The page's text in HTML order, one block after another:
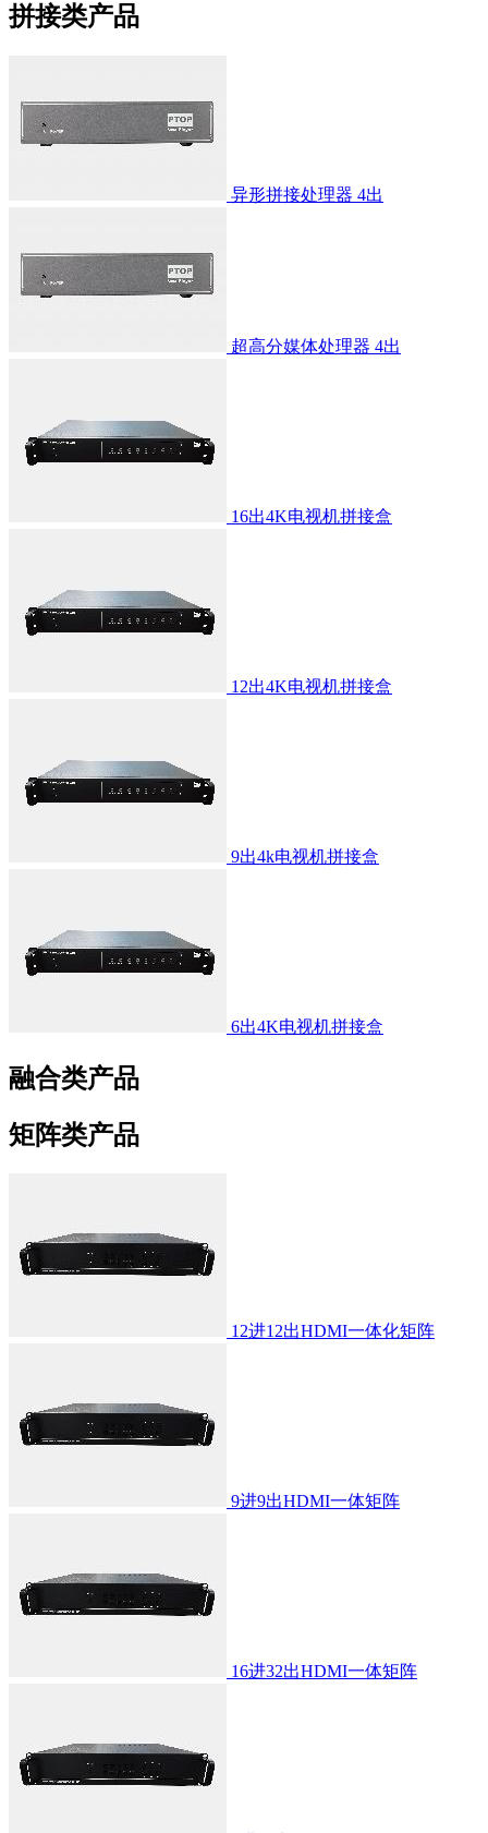
拼接类产品
异形拼接处理器 4出
超高分媒体处理器 4出
16出4K电视机拼接盒
12出4K电视机拼接盒
9出4k电视机拼接盒
6出4K电视机拼接盒
融合类产品
矩阵类产品
12进12出HDMI一体化矩阵
9进9出HDMI一体矩阵
16进32出HDMI一体矩阵